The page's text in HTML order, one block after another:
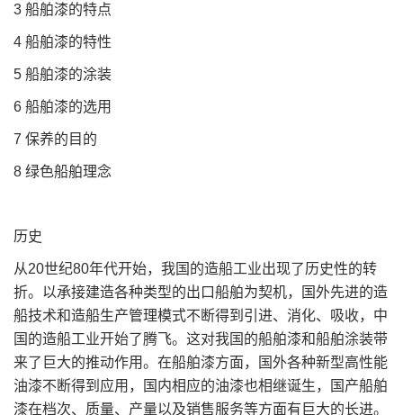
3 船舶漆的特点
4 船舶漆的特性
5 船舶漆的涂装
6 船舶漆的选用
7 保养的目的
8 绿色船舶理念
历史
从20世纪80年代开始，我国的造船工业出现了历史性的转
折。以承接建造各种类型的出口船舶为契机，国外先进的造
船技术和造船生产管理模式不断得到引进、消化、吸收，中
国的造船工业开始了腾飞。这对我国的船舶漆和船舶涂装带
来了巨大的推动作用。在船舶漆方面，国外各种新型高性能
油漆不断得到应用，国内相应的油漆也相继诞生，国产船舶
漆在档次、质量、产量以及销售服务等方面有巨大的长进。